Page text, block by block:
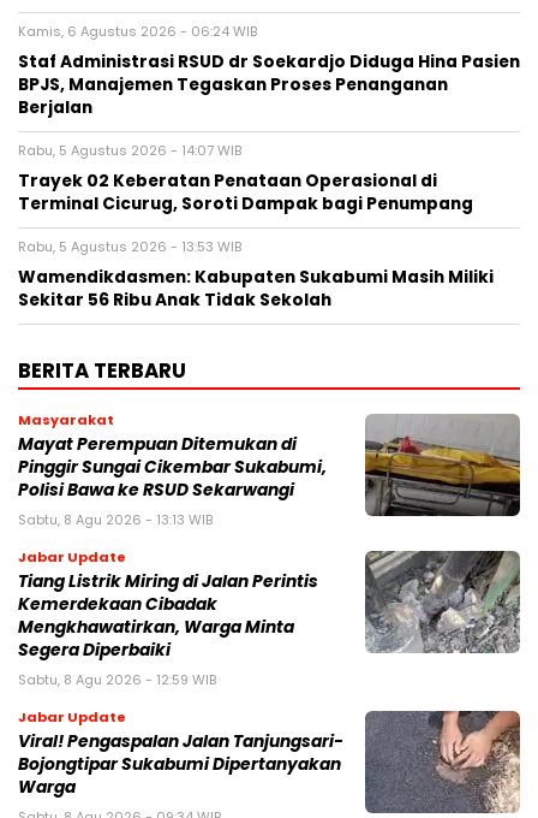
Kamis, 6 Agustus 2026 - 06:24 WIB
Staf Administrasi RSUD dr Soekardjo Diduga Hina Pasien
BPJS, Manajemen Tegaskan Proses Penanganan
Berjalan
Rabu, 5 Agustus 2026 - 14:07 WIB
‎Trayek 02 Keberatan Penataan Operasional di
Terminal Cicurug, Soroti Dampak bagi Penumpang
Rabu, 5 Agustus 2026 - 13:53 WIB
Wamendikdasmen: Kabupaten Sukabumi Masih Miliki
Sekitar 56 Ribu Anak Tidak Sekolah
BERITA TERBARU
Masyarakat
‎Mayat Perempuan Ditemukan di
Pinggir Sungai Cikembar Sukabumi,
Polisi Bawa ke RSUD Sekarwangi‎
Sabtu, 8 Agu 2026 - 13:13 WIB
Jabar Update
Tiang Listrik Miring di Jalan Perintis
Kemerdekaan Cibadak
Mengkhawatirkan, Warga Minta
Segera Diperbaiki
Sabtu, 8 Agu 2026 - 12:59 WIB
Jabar Update
Viral! Pengaspalan Jalan Tanjungsari-
Bojongtipar Sukabumi Dipertanyakan
Warga